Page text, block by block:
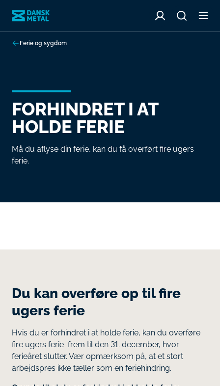
Ferie og sygdom
FORHINDRET I AT
HOLDE FERIE
Må du aflyse din ferie, kan du få overført fire ugers
ferie.
Du kan overføre op til fire
ugers ferie
Hvis du er forhindret i at holde ferie, kan du overføre
fire ugers ferie frem til den 31. december, hvor
ferieåret slutter. Vær opmærksom på, at et stort
arbejdspres ikke tæller som en feriehindring.